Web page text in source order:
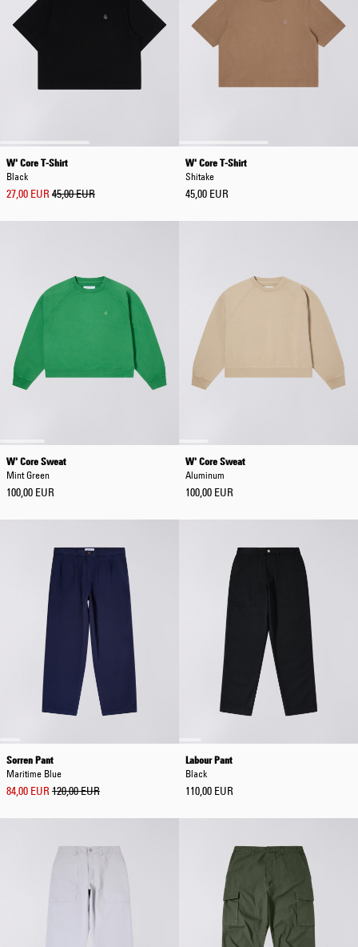
W' Core T-Shirt
Black
27,00 EUR 45,00 EUR
W' Core T-Shirt
Shitake
45,00 EUR
W' Core Sweat
Mint Green
100,00 EUR
W' Core Sweat
Aluminum
100,00 EUR
Sorren Pant
Maritime Blue
84,00 EUR 120,00 EUR
Labour Pant
Black
110,00 EUR